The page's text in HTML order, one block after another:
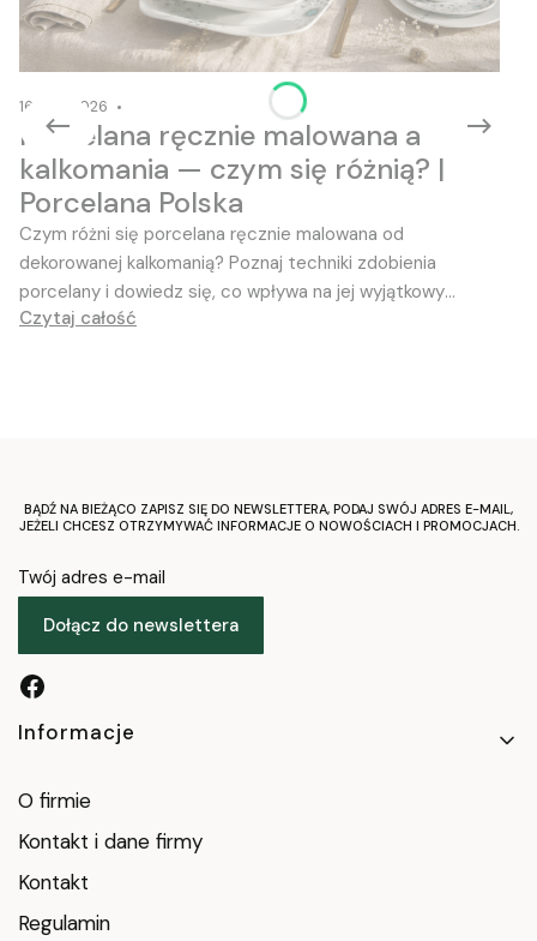
16-06-2026
Porcelana ręcznie malowana a
kalkomania — czym się różnią? |
Porcelana Polska
Czym różni się porcelana ręcznie malowana od
dekorowanej kalkomanią? Poznaj techniki zdobienia
porcelany i dowiedz się, co wpływa na jej wyjątkowy
charakter
Czytaj całość
BĄDŹ NA BIEŻĄCO ZAPISZ SIĘ DO NEWSLETTERA, PODAJ SWÓJ ADRES E-MAIL,
JEŻELI CHCESZ OTRZYMYWAĆ INFORMACJE O NOWOŚCIACH I PROMOCJACH.
Twój adres e-mail
Dołącz do newslettera
Linki w stopce
Informacje
O firmie
Kontakt i dane firmy
Kontakt
Regulamin